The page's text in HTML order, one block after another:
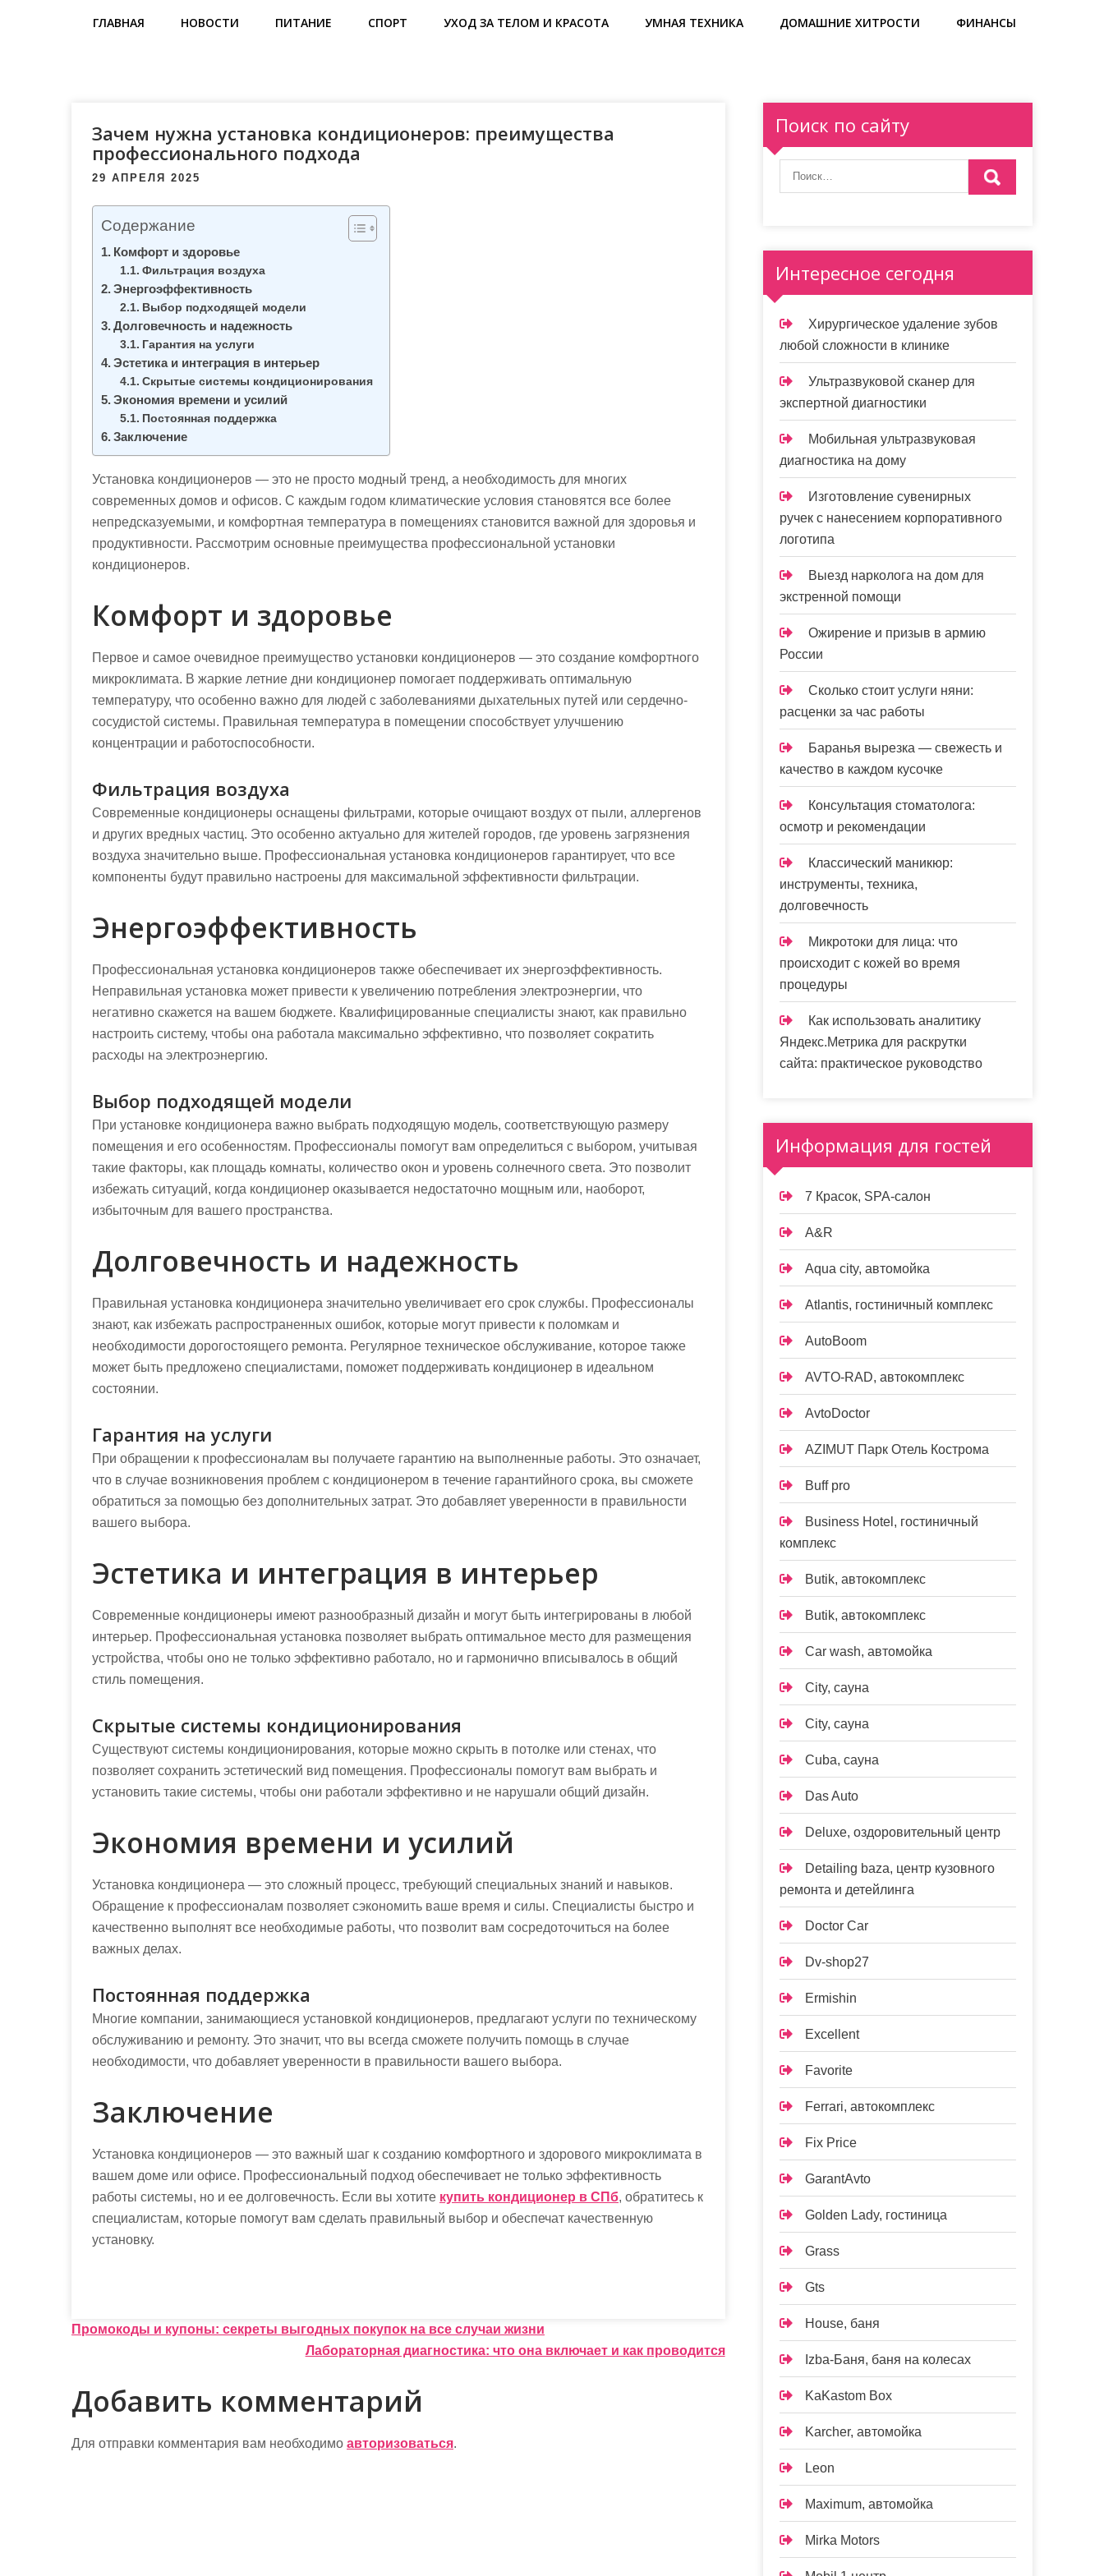
ГЛАВНАЯ НОВОСТИ ПИТАНИЕ СПОРТ УХОД ЗА ТЕЛОМ И КРАСОТА УМНАЯ ТЕХНИКА ДОМАШНИЕ ХИТРОСТИ ФИНАНСЫ
Зачем нужна установка кондиционеров: преимущества
профессионального подхода
29 АПРЕЛЯ 2025
Содержание
Комфорт и здоровье
Фильтрация воздуха
Энергоэффективность
Выбор подходящей модели
Долговечность и надежность
Гарантия на услуги
Эстетика и интеграция в интерьер
Скрытые системы кондиционирования
Экономия времени и усилий
Постоянная поддержка
Заключение
Установка кондиционеров — это не просто модный тренд, а необходимость для многих
современных домов и офисов. С каждым годом климатические условия становятся все более
непредсказуемыми, и комфортная температура в помещениях становится важной для здоровья и
продуктивности. Рассмотрим основные преимущества профессиональной установки
кондиционеров.
Комфорт и здоровье
Первое и самое очевидное преимущество установки кондиционеров — это создание комфортного
микроклимата. В жаркие летние дни кондиционер помогает поддерживать оптимальную
температуру, что особенно важно для людей с заболеваниями дыхательных путей или сердечно-
сосудистой системы. Правильная температура в помещении способствует улучшению
концентрации и работоспособности.
Фильтрация воздуха
Современные кондиционеры оснащены фильтрами, которые очищают воздух от пыли, аллергенов
и других вредных частиц. Это особенно актуально для жителей городов, где уровень загрязнения
воздуха значительно выше. Профессиональная установка кондиционеров гарантирует, что все
компоненты будут правильно настроены для максимальной эффективности фильтрации.
Энергоэффективность
Профессиональная установка кондиционеров также обеспечивает их энергоэффективность.
Неправильная установка может привести к увеличению потребления электроэнергии, что
негативно скажется на вашем бюджете. Квалифицированные специалисты знают, как правильно
настроить систему, чтобы она работала максимально эффективно, что позволяет сократить
расходы на электроэнергию.
Выбор подходящей модели
При установке кондиционера важно выбрать подходящую модель, соответствующую размеру
помещения и его особенностям. Профессионалы помогут вам определиться с выбором, учитывая
такие факторы, как площадь комнаты, количество окон и уровень солнечного света. Это позволит
избежать ситуаций, когда кондиционер оказывается недостаточно мощным или, наоборот,
избыточным для вашего пространства.
Долговечность и надежность
Правильная установка кондиционера значительно увеличивает его срок службы. Профессионалы
знают, как избежать распространенных ошибок, которые могут привести к поломкам и
необходимости дорогостоящего ремонта. Регулярное техническое обслуживание, которое также
может быть предложено специалистами, поможет поддерживать кондиционер в идеальном
состоянии.
Гарантия на услуги
При обращении к профессионалам вы получаете гарантию на выполненные работы. Это означает,
что в случае возникновения проблем с кондиционером в течение гарантийного срока, вы сможете
обратиться за помощью без дополнительных затрат. Это добавляет уверенности в правильности
вашего выбора.
Эстетика и интеграция в интерьер
Современные кондиционеры имеют разнообразный дизайн и могут быть интегрированы в любой
интерьер. Профессиональная установка позволяет выбрать оптимальное место для размещения
устройства, чтобы оно не только эффективно работало, но и гармонично вписывалось в общий
стиль помещения.
Скрытые системы кондиционирования
Существуют системы кондиционирования, которые можно скрыть в потолке или стенах, что
позволяет сохранить эстетический вид помещения. Профессионалы помогут вам выбрать и
установить такие системы, чтобы они работали эффективно и не нарушали общий дизайн.
Экономия времени и усилий
Установка кондиционера — это сложный процесс, требующий специальных знаний и навыков.
Обращение к профессионалам позволяет сэкономить ваше время и силы. Специалисты быстро и
качественно выполнят все необходимые работы, что позволит вам сосредоточиться на более
важных делах.
Постоянная поддержка
Многие компании, занимающиеся установкой кондиционеров, предлагают услуги по техническому
обслуживанию и ремонту. Это значит, что вы всегда сможете получить помощь в случае
необходимости, что добавляет уверенности в правильности вашего выбора.
Заключение
Установка кондиционеров — это важный шаг к созданию комфортного и здорового микроклимата в
вашем доме или офисе. Профессиональный подход обеспечивает не только эффективность
работы системы, но и ее долговечность. Если вы хотите купить кондиционер в СПб, обратитесь к
специалистам, которые помогут вам сделать правильный выбор и обеспечат качественную
установку.
Н
в
и
г
Промокоды и купоны: секреты выгодных покупок на все случаи жизни
Лабораторная диагностика: что она включает и как проводится
Добавить комментарий
Для отправки комментария вам необходимо авторизоваться.
Поиск по сайту
Интересное сегодня
Хирургическое удаление зубов
любой сложности в клинике
Ультразвуковой сканер для
экспертной диагностики
Мобильная ультразвуковая
диагностика на дому
Изготовление сувенирных
ручек с нанесением корпоративного
логотипа
Выезд нарколога на дом для
экстренной помощи
Ожирение и призыв в армию
России
Сколько стоит услуги няни:
расценки за час работы
Баранья вырезка — свежесть и
качество в каждом кусочке
Консультация стоматолога:
осмотр и рекомендации
Классический маникюр:
инструменты, техника,
долговечность
Микротоки для лица: что
происходит с кожей во время
процедуры
Как использовать аналитику
Яндекс.Метрика для раскрутки
сайта: практическое руководство
Информация для гостей
7 Красок, SPA-салон
A&R
Aqua city, автомойка
Atlantis, гостиничный комплекс
AutoBoom
AVTO-RAD, автокомплекс
AvtoDoctor
AZIMUT Парк Отель Кострома
Buff pro
Business Hotel, гостиничный
комплекс
Butik, автокомплекс
Butik, автокомплекс
Car wash, автомойка
City, сауна
City, сауна
Cuba, сауна
Das Auto
Deluxe, оздоровительный центр
Detailing baza, центр кузовного
ремонта и детейлинга
Doctor Car
Dv-shop27
Ermishin
Excellent
Favorite
Ferrari, автокомплекс
Fix Price
GarantAvto
Golden Lady, гостиница
Grass
Gts
House, баня
Izba-Баня, баня на колесах
KaKastom Box
Karcher, автомойка
Leon
Maximum, автомойка
Mirka Motors